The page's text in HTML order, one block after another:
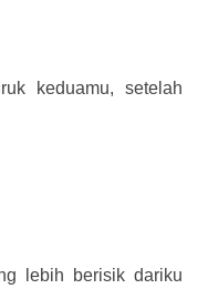
keduamu, setelah
lebih berisik dariku